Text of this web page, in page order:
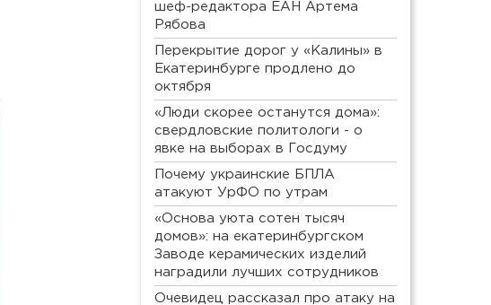
шеф-редактора ЕАН Артема
Рябова
Перекрытие дорог у «Калины» в
Екатеринбурге продлено до
октября
«Люди скорее останутся дома»:
свердловские политологи - о
явке на выборах в Госдуму
Почему украинские БПЛА
атакуют УрФО по утрам
«Основа уюта сотен тысяч
домов»: на екатеринбургском
Заводе керамических изделий
наградили лучших сотрудников
Очевидец рассказал про атаку на